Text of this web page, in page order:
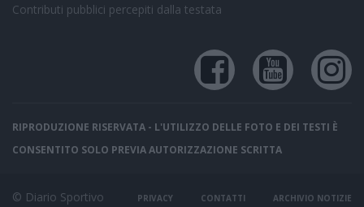
Contributi pubblici percepiti dalla testata
RIPRODUZIONE RISERVATA - L'UTILIZZO DELLE FOTO E DEI TESTI È
CONSENTITO SOLO PREVIA AUTORIZZAZIONE SCRITTA
© Diario Sportivo PRIVACY CONTATTI ARCHIVIO NOTIZIE